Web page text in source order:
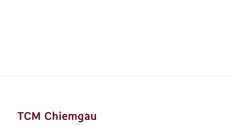
TCM Chiemgau